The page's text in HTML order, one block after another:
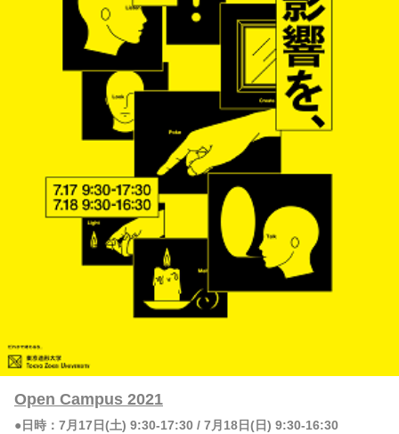
Open Campus 2021
●日時：7月17日(土) 9:30-17:30 / 7月18日(日) 9:30-16:30